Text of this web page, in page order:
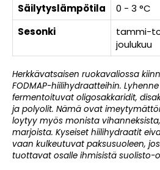
Säilytyslämpötila
0 - 3 °C
Sesonki
tammi-
joulukuu
Herkkävatsaisen ruokavaliossa
FODMAP-hiilihydraatteihin.
fermentoituvat oligosakkaridit,
ja polyolit. Nämä ovat
loytyy myös monista
marjoista. Kyseiset hiilihydraatit
vaan kulkeutuvat paksusuoleen,
tuottavat osalle ihmisistä suolisto-